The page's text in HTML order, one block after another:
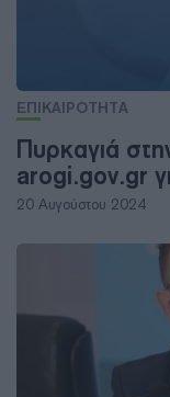
ΕΠΙΚΑΙΡΟΤΗΤΑ
Πυρκαγιά
arogi.gov.gr
20 Αυγούστου 2024